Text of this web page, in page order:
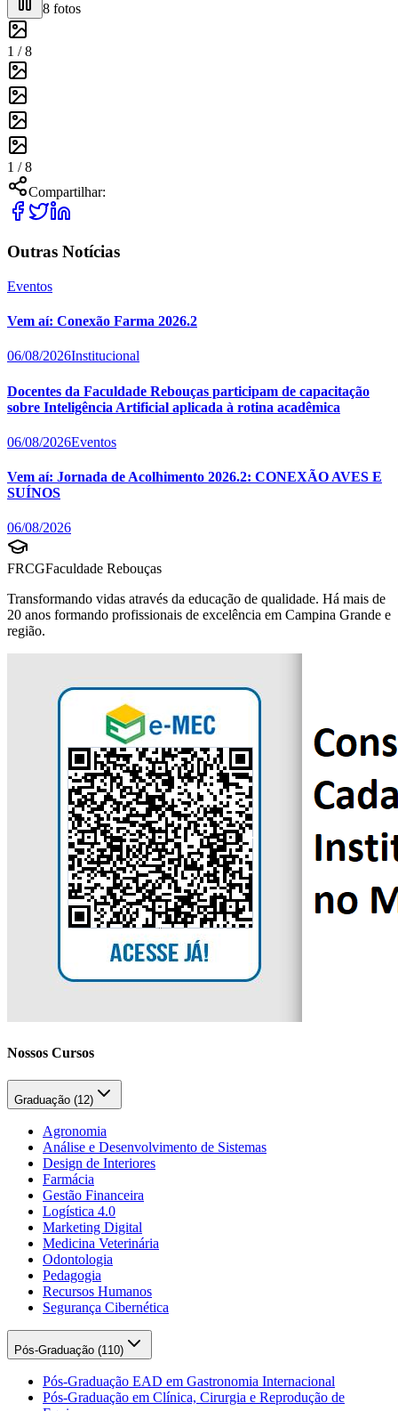
8 fotos
1 /8
1 /8
Compartilhar:
Outras Notícias
Eventos
Vem aí: Conexão Farma 2026.2
06/08/2026Institucional
Docentes da Faculdade Rebouças participam de capacitação
sobre Inteligência Artificial aplicada à rotina acadêmica
06/08/2026Eventos
Vem aí: Jornada de Acolhimento 2026.2: CONEXÃO AVES E
SUÍNOS
06/08/2026
FRCGFaculdade Rebouças
Transformando vidas através da educação de qualidade. Há mais de
20 anos formando profissionais de excelência em Campina Grande e
região.
Nossos Cursos
Graduação (12)
Agronomia
Análise e Desenvolvimento de Sistemas
Design de Interiores
Farmácia
Gestão Financeira
Logística 4.0
Marketing Digital
Medicina Veterinária
Odontologia
Pedagogia
Recursos Humanos
Segurança Cibernética
Pós-Graduação (110)
Pós-Graduação EAD em Gastronomia Internacional
Pós-Graduação em Clínica, Cirurgia e Reprodução de